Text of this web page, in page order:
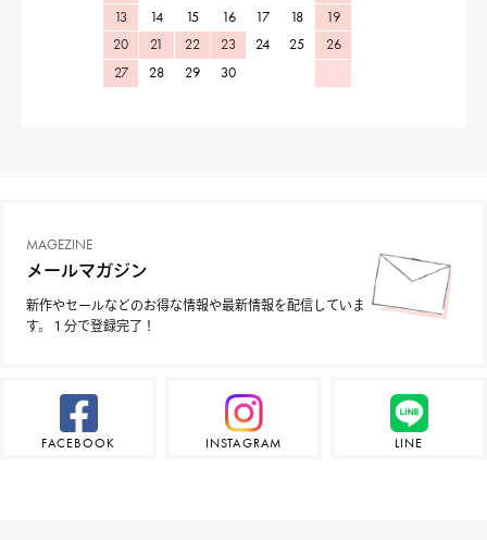
13
14 15 16 17 18
19
20
21 22 23 24 25
26
27
28 29 30
MAGEZINE
メールマガジン
新作やセールなどのお得な情報や最新情報を配信していま
す。１分で登録完了！
FACEBOOK INSTAGRAM LINE